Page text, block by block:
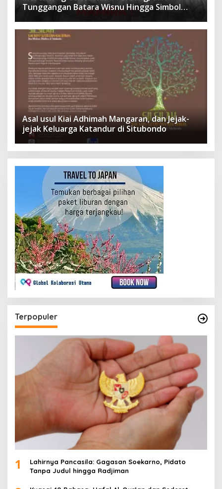
Tunggangan Batara Wisnu Hingga Simbol
Asal usul Kiai Adhimah Mangaran, dan Jejak-
jejak Keluarga Katandur di Situbondo
Terpopuler
1
Lahirnya Pancasila: Gagasan Soekarno, Pidato
Tanpa Judul hingga Radjiman